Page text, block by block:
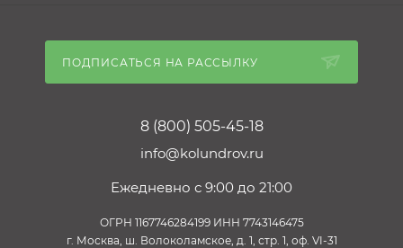
ПОДПИСАТЬСЯ НА РАССЫЛКУ
8 (800) 505-45-18
info@kolundrov.ru
Ежедневно с 9:00 до 21:00
ОГРН 1167746284199 ИНН 7743146475
г. Москва, ш. Волоколамское, д. 1, стр. 1, оф. VI-31